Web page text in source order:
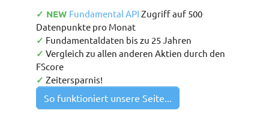
✓ NEW Fundamental API Zugriff auf 500
Datenpunkte pro Monat
✓ Fundamentaldaten bis zu 25 Jahren
✓ Vergleich zu allen anderen Aktien durch den
FScore
✓ Zeitersparnis!
So funktioniert unsere Seite...